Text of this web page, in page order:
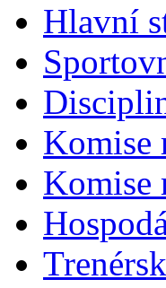
Hlavní
Komise
Komise